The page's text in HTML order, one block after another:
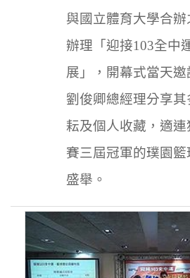
與國立體育大學合辦
辦理「迎接103全中
展」，開幕式當天
劉俊卿總經理分享
耘及個人收藏，適連
賽三屆冠軍的璞園
盛舉。